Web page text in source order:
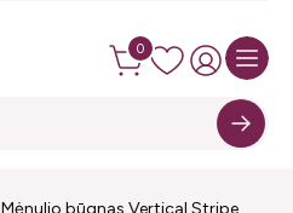
0
Mėnulio būgnas Vertical Stripe